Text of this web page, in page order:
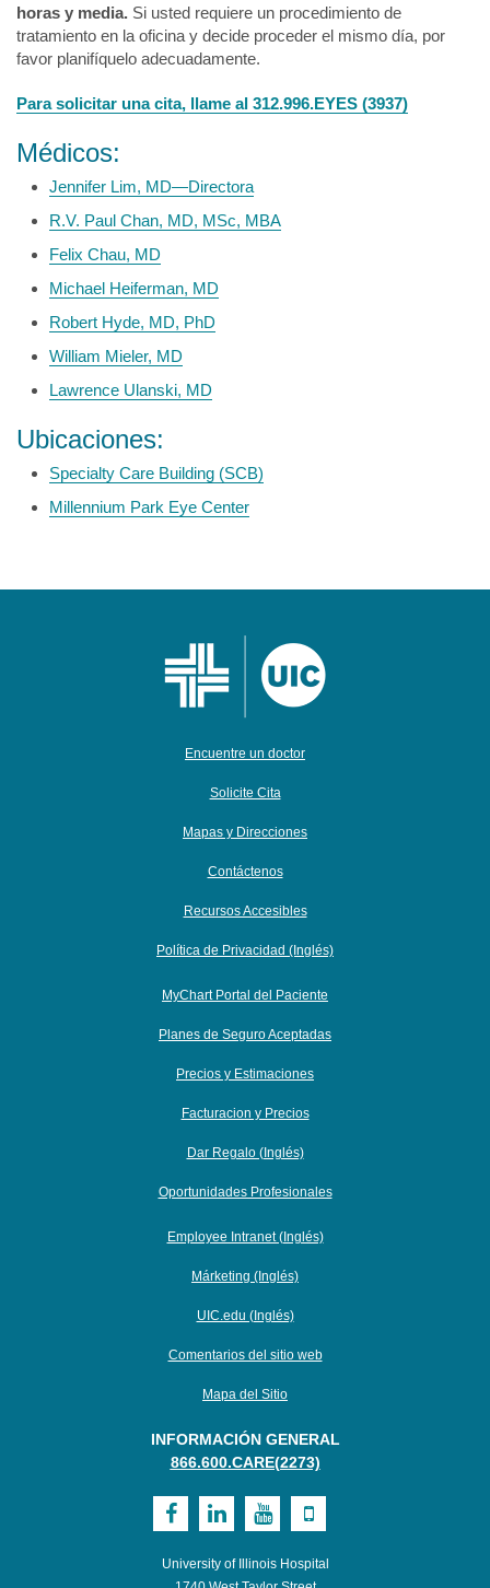
horas y media. Si usted requiere un procedimiento de
tratamiento en la oficina y decide proceder el mismo día, por
favor planifíquelo adecuadamente.
Para solicitar una cita, llame al 312.996.EYES (3937)
Médicos:
Jennifer Lim, MD—Directora
R.V. Paul Chan, MD, MSc, MBA
Felix Chau, MD
Michael Heiferman, MD
Robert Hyde, MD, PhD
William Mieler, MD
Lawrence Ulanski, MD
Ubicaciones:
Specialty Care Building (SCB)
Millennium Park Eye Center
Encuentre un doctor
Solicite Cita
Mapas y Direcciones
Contáctenos
Recursos Accesibles
Política de Privacidad (Inglés)
MyChart Portal del Paciente
Planes de Seguro Aceptadas
Precios y Estimaciones
Facturacion y Precios
Dar Regalo (Inglés)
Oportunidades Profesionales
Employee Intranet (Inglés)
Márketing (Inglés)
UIC.edu (Inglés)
Comentarios del sitio web
Mapa del Sitio
INFORMACIÓN GENERAL
866.600.CARE(2273)
Visit
Health
Visit
Health
Visit
Health
Visit
Health
University of Illinois Hospital